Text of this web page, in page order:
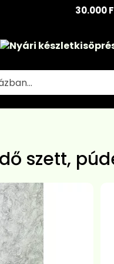
30.000
Nyári
szett,